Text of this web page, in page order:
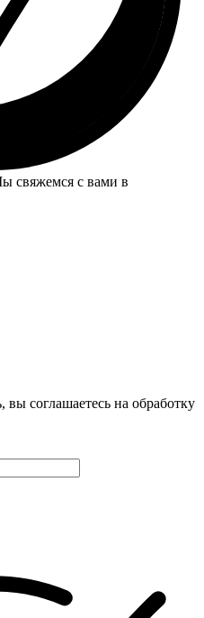
свяжемся с вами в
соглашаетесь на обработку